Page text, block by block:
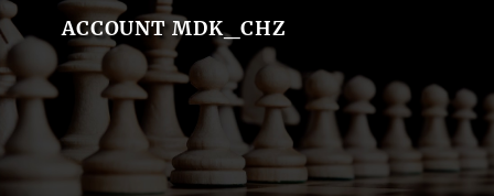
ACCOUNT MDK_CHZ